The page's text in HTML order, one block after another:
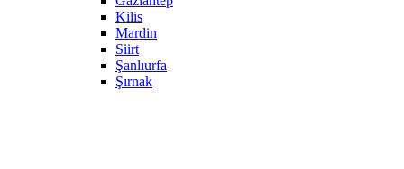
Kilis
Mardin
Siirt
Şanlıurfa
Şırnak